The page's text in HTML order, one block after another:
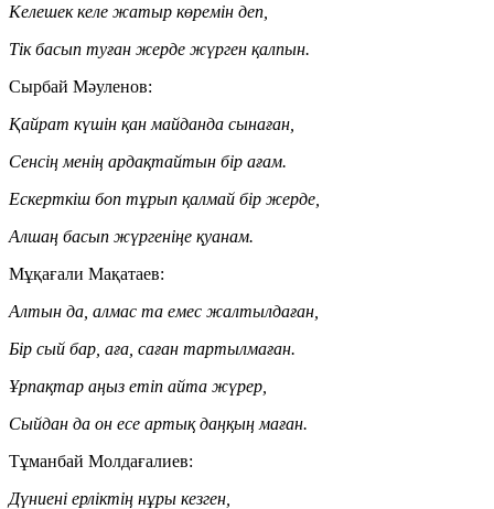
Келешек келе жатыр көремін деп,
Тік басып туған жерде жүрген қалпын.
Сырбай Мәуленов:
Қайрат күшін қан майданда сынаған,
Сенсің менің ардақтайтын бір ағам.
Ескерткіш боп тұрып қалмай бір жерде,
Алшаң басып жүргеніңе қуанам.
Мұқағали Мақатаев:
Алтын да, алмас та емес жалтылдаған,
Бір сый бар, аға, саған тартылмаған.
Ұрпақтар аңыз етіп айта жүрер,
Сыйдан да он есе артық даңқың маған.
Тұманбай Молдағалиев:
Дүниені ерліктің нұры кезген,